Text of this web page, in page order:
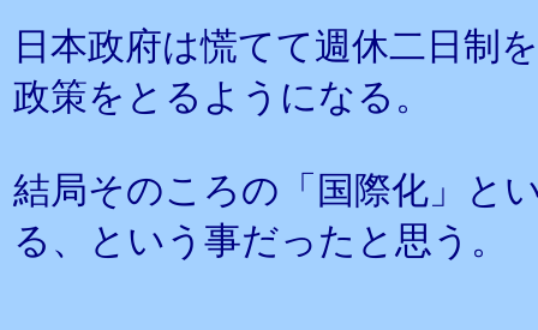
日本政府は慌てて週休二日制
政策をとるようになる。
結局そのころの「国際化」と
る、という事だったと思う。